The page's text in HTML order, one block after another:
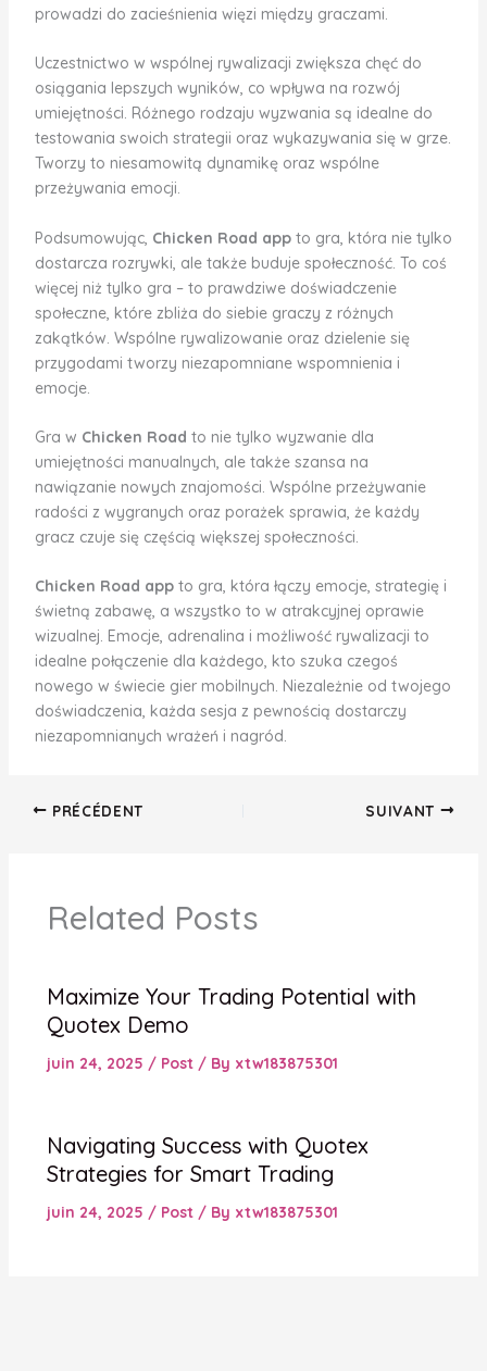
prowadzi do zacieśnienia więzi między graczami.
Uczestnictwo w wspólnej rywalizacji zwiększa chęć do
osiągania lepszych wyników, co wpływa na rozwój
umiejętności. Różnego rodzaju wyzwania są idealne do
testowania swoich strategii oraz wykazywania się w grze.
Tworzy to niesamowitą dynamikę oraz wspólne
przeżywania emocji.
Podsumowując, Chicken Road appto gra, która nie tylko
dostarcza rozrywki, ale także buduje społeczność. To coś
więcej niż tylko gra – to prawdziwe doświadczenie
społeczne, które zbliża do siebie graczy z różnych
zakątków. Wspólne rywalizowanie oraz dzielenie się
przygodami tworzy niezapomniane wspomnienia i
emocje.
Gra w Chicken Road to nie tylko wyzwanie dla
umiejętności manualnych, ale także szansa na
nawiązanie nowych znajomości. Wspólne przeżywanie
radości z wygranych oraz porażek sprawia, że każdy
gracz czuje się częścią większej społeczności.
Chicken Road appto gra, która łączy emocje, strategię i
świetną zabawę, a wszystko to w atrakcyjnej oprawie
wizualnej. Emocje, adrenalina i możliwość rywalizacji to
idealne połączenie dla każdego, kto szuka czegoś
nowego w świecie gier mobilnych. Niezależnie od twojego
doświadczenia, każda sesja z pewnością dostarczy
niezapomnianych wrażeń i nagród.
PRÉCÉDENT SUIVANT
Related Posts
Maximize Your Trading Potential with
Quotex Demo
juin 24, 2025 / Post/ By xtw183875301
Navigating Success with Quotex
Strategies for Smart Trading
juin 24, 2025 / Post/ By xtw183875301